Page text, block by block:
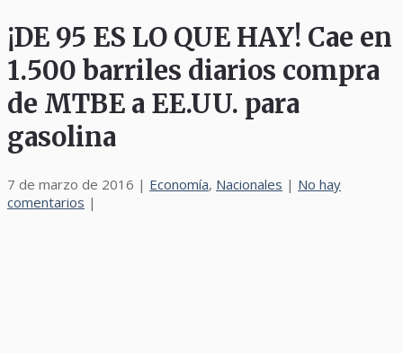
¡DE 95 ES LO QUE HAY! Cae en
1.500 barriles diarios compra
de MTBE a EE.UU. para
gasolina
7 de marzo de 2016 | Economía, Nacionales | No hay
comentarios |